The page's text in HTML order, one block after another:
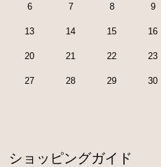
6 7 8 9
13 14 15 16
20 21 22 23
27 28 29 30
ショッピングガイド